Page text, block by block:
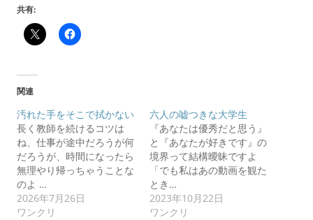
共有:
関連
汚れた手をそこで拭かない
長く教師を続けるコツは
ね、仕事が途中だろうが何
だろうが、時間になったら
無理やり帰っちゃうことな
のよ …
2026年7月26日
ワンクリ
六人の嘘つきな大学生
『あなたは優秀だと思う』
と『あなたが好きです』の
境界って結構曖昧ですよ
「でも私はあの動画を観た
とき…
2023年10月22日
ワンクリ